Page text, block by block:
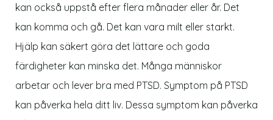
kan också uppstå efter flera månader eller år. Det
kan komma och gå. Det kan vara milt eller starkt.
Hjälp kan säkert göra det lättare och goda
färdigheter kan minska det. Många människor
arbetar och lever bra med PTSD. Symptom på PTSD
kan påverka hela ditt liv. Dessa symptom kan påverka